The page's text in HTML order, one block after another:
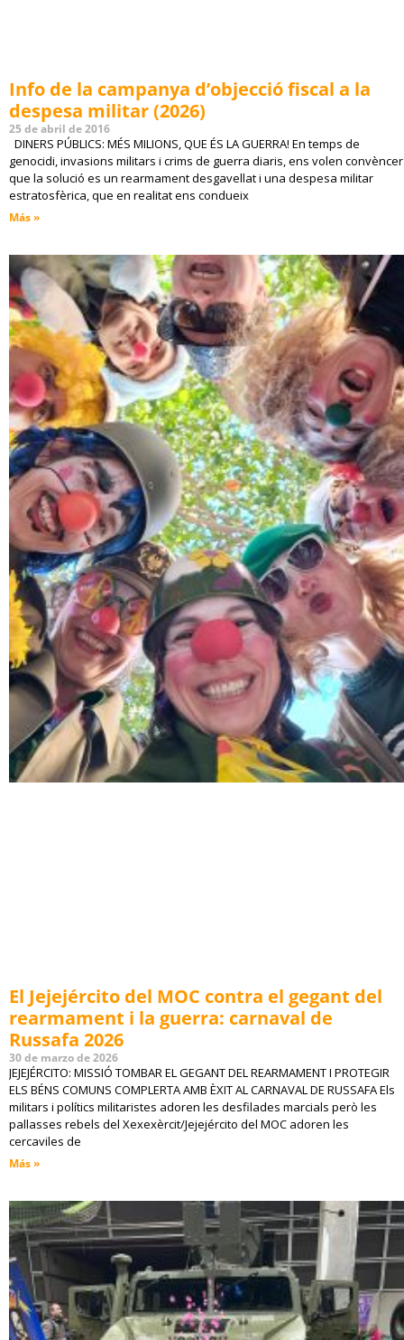
Info de la campanya d’objecció fiscal a la
despesa militar (2026)
25 de abril de 2016
DINERS PÚBLICS: MÉS MILIONS, QUE ÉS LA GUERRA! En temps de
genocidi, invasions militars i crims de guerra diaris, ens volen convèncer
que la solució es un rearmament desgavellat i una despesa militar
estratosfèrica, que en realitat ens condueix
Más »
El Jejejército del MOC contra el gegant del
rearmament i la guerra: carnaval de
Russafa 2026
30 de marzo de 2026
JEJEJÉRCITO: MISSIÓ TOMBAR EL GEGANT DEL REARMAMENT I PROTEGIR
ELS BÉNS COMUNS COMPLERTA AMB ÈXIT AL CARNAVAL DE RUSSAFA Els
militars i polítics militaristes adoren les desfilades marcials però les
pallasses rebels del Xexexèrcit/Jejejército del MOC adoren les
cercaviles de
Más »